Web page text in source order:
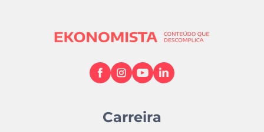
Carreira